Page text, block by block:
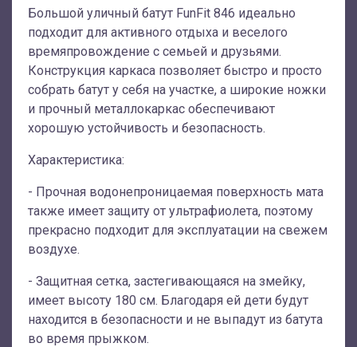
Большой уличный батут FunFit 846 идеально
подходит для активного отдыха и веселого
времяпровождение с семьей и друзьями.
Конструкция каркаса позволяет быстро и просто
собрать батут у себя на участке, а широкие ножки
и прочный металлокаркас обеспечивают
хорошую устойчивость и безопасность.
Характеристика:
- Прочная водонепроницаемая поверхность мата
также имеет защиту от ультрафиолета, поэтому
прекрасно подходит для эксплуатации на свежем
воздухе.
- Защитная сетка, застегивающаяся на змейку,
имеет высоту 180 см. Благодаря ей дети будут
находится в безопасности и не выпадут из батута
во время прыжком.